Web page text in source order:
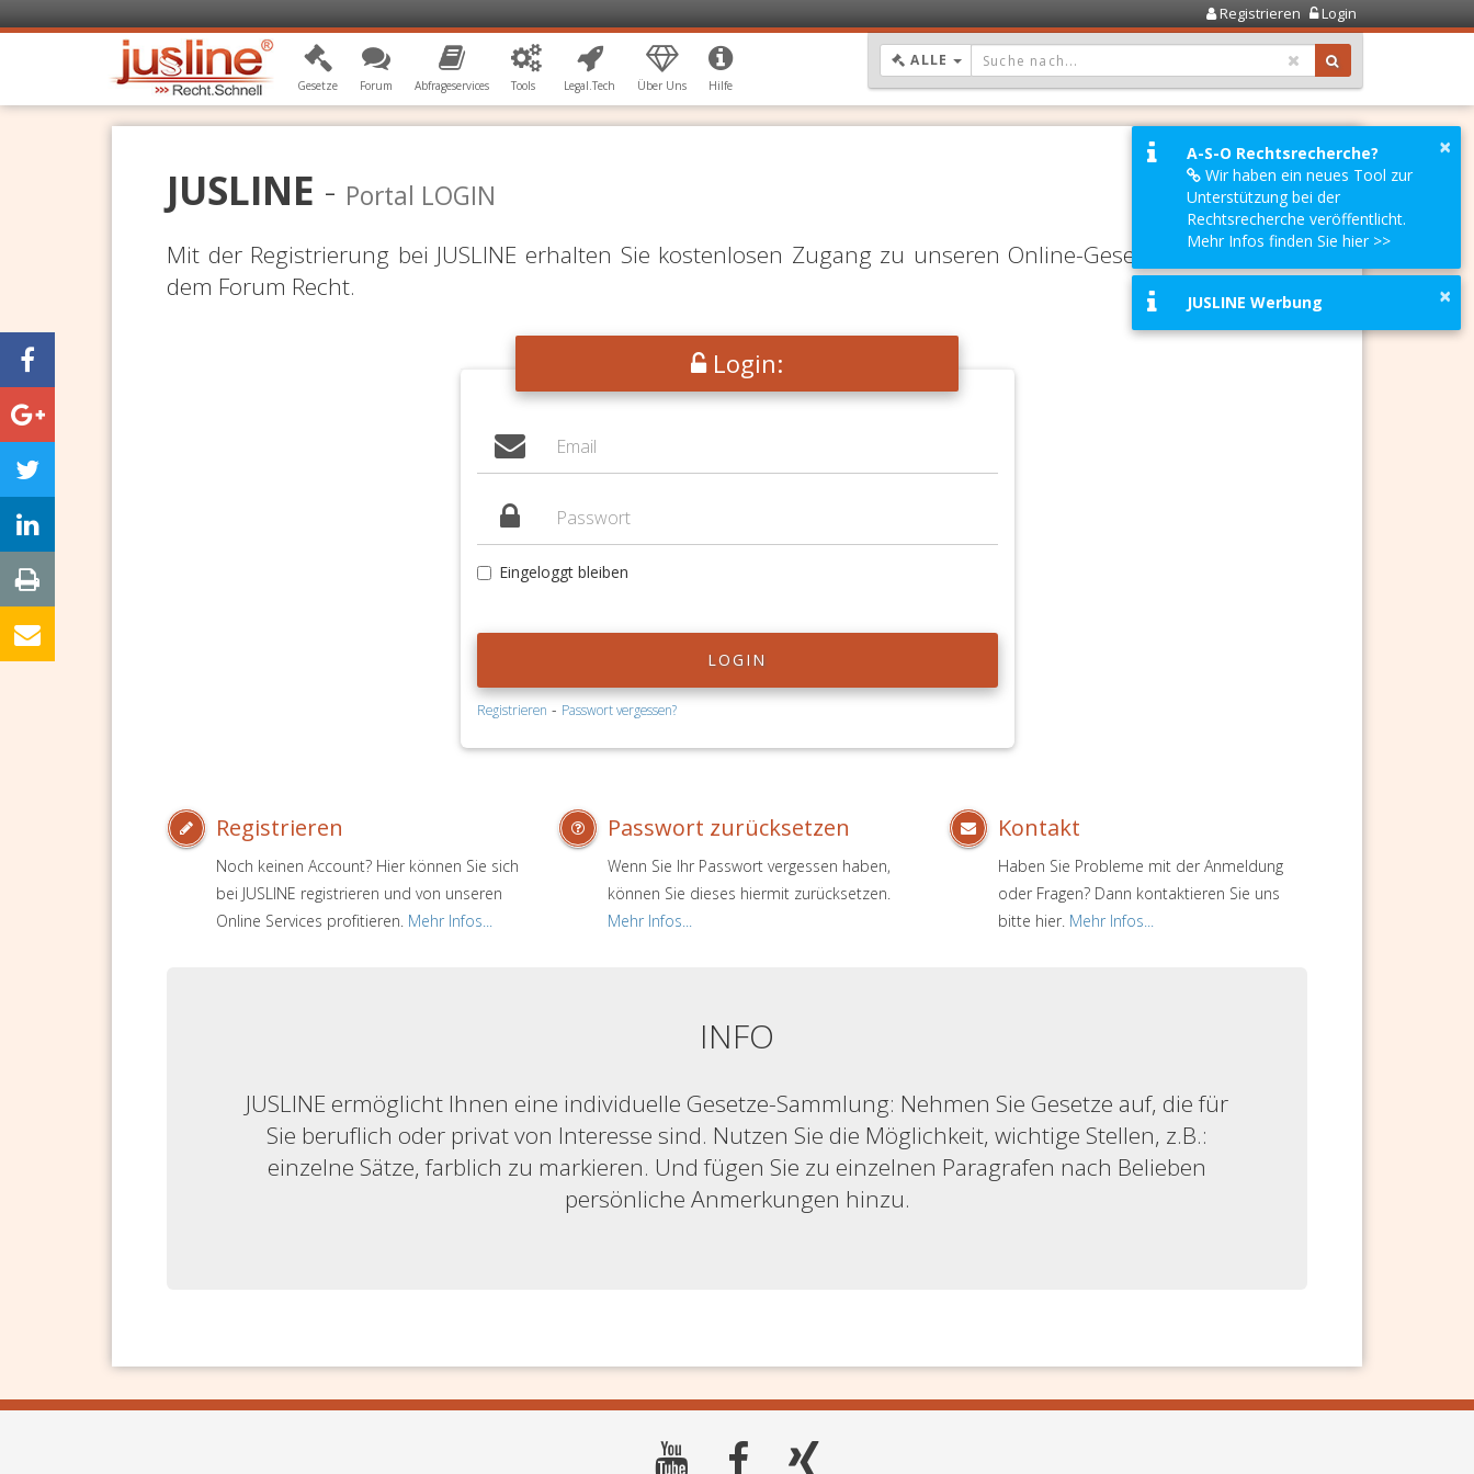
Registrieren Login
Gesetze Forum Abfrageservices Tools Legal.Tech Über Uns Hilfe
ALLE DROPDOWN: GEWÄHLTER WERT IST ALLE
JUSLINE - Portal LOGIN
Mit der Registrierung bei JUSLINE erhalten Sie kostenlosen Zugang zu unseren Online-Gesetze-Services und
dem Forum Recht.
Login:
Eingeloggt bleiben
LOGIN
Registrieren - Passwort vergessen?
Registrieren
Noch keinen Account? Hier können Sie sich
bei JUSLINE registrieren und von unseren
Online Services profitieren. Mehr Infos...
Passwort zurücksetzen
Wenn Sie Ihr Passwort vergessen haben,
können Sie dieses hiermit zurücksetzen.
Mehr Infos...
Kontakt
Haben Sie Probleme mit der Anmeldung
oder Fragen? Dann kontaktieren Sie uns
bitte hier. Mehr Infos...
INFO
JUSLINE ermöglicht Ihnen eine individuelle Gesetze-Sammlung: Nehmen Sie Gesetze auf, die für
Sie beruflich oder privat von Interesse sind. Nutzen Sie die Möglichkeit, wichtige Stellen, z.B.:
einzelne Sätze, farblich zu markieren. Und fügen Sie zu einzelnen Paragrafen nach Belieben
persönliche Anmerkungen hinzu.
×
A-S-O Rechtsrecherche?
Wir haben ein neues Tool zur
Unterstützung bei der
Rechtsrecherche veröffentlicht.
Mehr Infos finden Sie hier >>
×
JUSLINE Werbung